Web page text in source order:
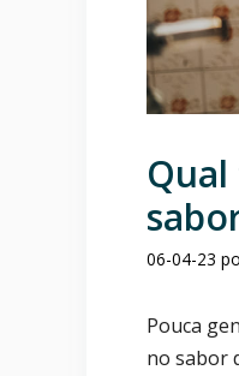
06-04-23
Pouca
no sabor